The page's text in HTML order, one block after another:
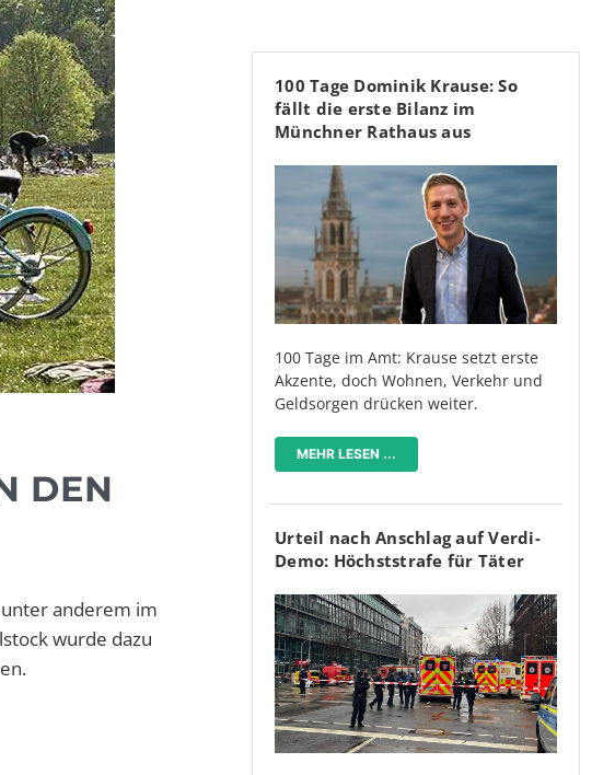
DEN
anderem im
wurde dazu
100 Tage Dominik Krause: So
fällt die erste Bilanz im
Münchner Rathaus aus
100 Tage im Amt: Krause setzt erste
Akzente, doch Wohnen, Verkehr und
Geldsorgen drücken weiter.
MEHR LESEN ...
Urteil nach Anschlag auf Verdi-
Demo: Höchststrafe für Täter